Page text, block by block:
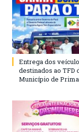
Entrega dos
destinados ao TFD
Município de